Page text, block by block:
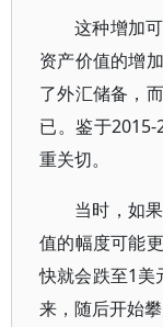
这种增加
资产价值的增
了外汇储备，
已。鉴于
重关切。
当时，如
值的幅度可能
快就会跌至1美
来，随后开始攀